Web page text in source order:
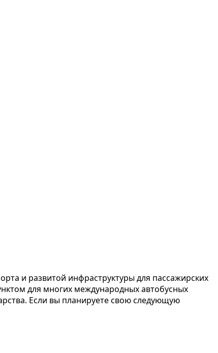
и развитой инфраструктуры для пассажирских
для многих международных автобусных
Если вы планируете свою следующую